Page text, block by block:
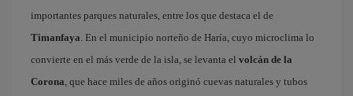
importantes parques naturales, entre los que destaca el de
Timanfaya. En el municipio norteño de Haría, cuyo microclima lo
convierte en el más verde de la isla, se levanta el volcán de la
Corona, que hace miles de años originó cuevas naturales y tubos